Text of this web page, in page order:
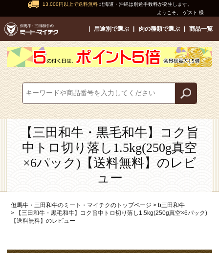
13,000円以上で送料無料 北海道・沖縄は別途手数料が発生します。
ようこそ、 ゲスト 様
用途別で選ぶ 肉の種類で選ぶ 商品一覧
【三田和牛・黒毛和牛】コク旨
中トロ切り落し1.5kg(250g真空
×6パック)【送料無料】のレビ
ュー
但馬牛・三田和牛のミート・マイチクのトップページ
b三田和牛
【三田和牛・黒毛和牛】コク旨中トロ切り落し1.5kg(250g真空×6パック)
【送料無料】のレビュー